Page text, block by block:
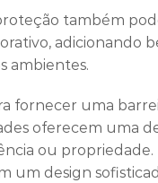
também
adicionando
ambientes.
fornecer uma
oferecem uma
ou propriedade.
um design